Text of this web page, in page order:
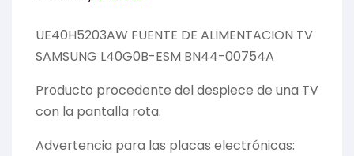
UE40H5203AW FUENTE DE ALIMENTACION TV
SAMSUNG L40G0B-ESM BN44-00754A
Producto procedente del despiece de una TV
con la pantalla rota.
Advertencia para las placas electrónicas: